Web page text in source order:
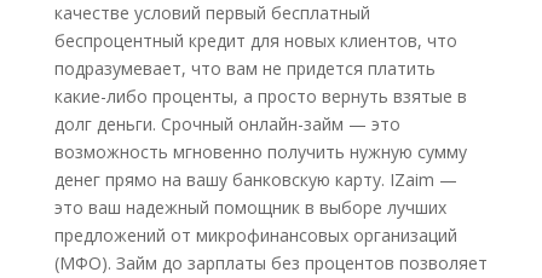
качестве условий первый бесплатный
беспроцентный кредит для новых клиентов, что
подразумевает, что вам не придется платить
какие-либо проценты, а просто вернуть взятые в
долг деньги. Срочный онлайн-займ — это
возможность мгновенно получить нужную сумму
денег прямо на вашу банковскую карту. IZaim —
это ваш надежный помощник в выборе лучших
предложений от микрофинансовых организаций
(МФО). Займ до зарплаты без процентов позволяет